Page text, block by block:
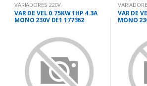
VARIADORES 220V.
VAR DE VEL 0.75KW 1HP 4.3A
MONO 230V DE1 177362
VAR DE
MONO